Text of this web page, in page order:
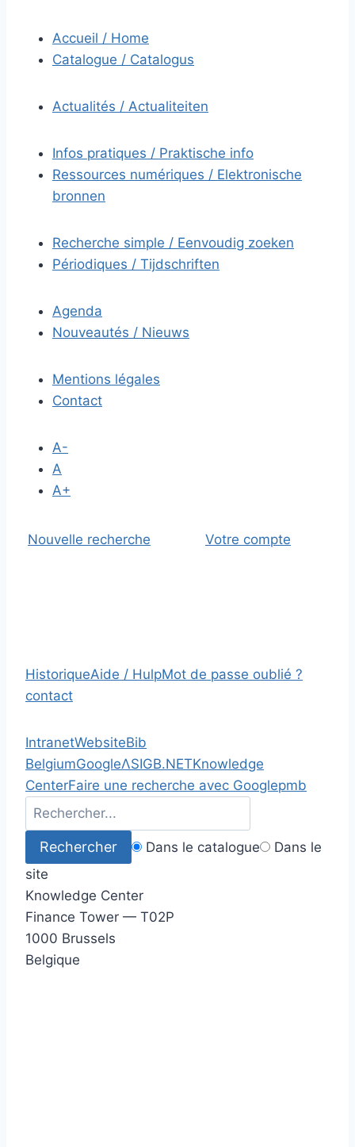
Accueil / Home
Catalogue / Catalogus
Actualités / Actualiteiten
Infos pratiques / Praktische info
Ressources numériques / Elektronische
bronnen
Recherche simple / Eenvoudig zoeken
Périodiques / Tijdschriften
Agenda
Nouveautés / Nieuws
Mentions légales
Contact
A-
A
A+
Nouvelle recherche Votre compte
HistoriqueAide / HulpMot de passe oublié ?
contact
IntranetWebsiteBib
BelgiumGoogleΛSIGB.NETKnowledge
CenterFaire une recherche avec Googlepmb
Dans le catalogue
Dans le
site
Knowledge Center
Finance Tower — T02P
1000 Brussels
Belgique